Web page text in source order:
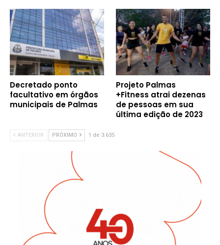
Decretado ponto
facultativo em órgãos
municipais de Palmas
Projeto Palmas
+Fitness atrai dezenas
de pessoas em sua
última edição de 2023
ANTERIOR PRÓXIMO 1 de 3.635